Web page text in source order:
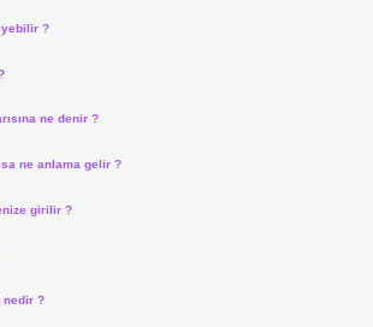
?
ne denir ?
ne anlama gelir ?
girilir ?
nedir ?